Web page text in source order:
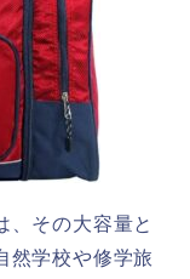
、その大容量と
然学校や修学旅